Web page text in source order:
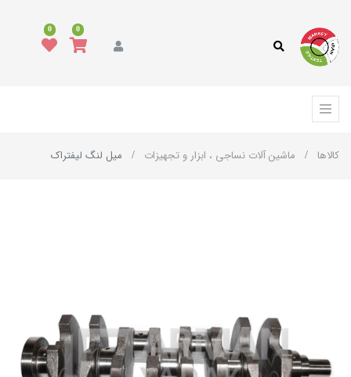
0
0
کالاها ماشین آلات نساجی ، ابزار و تجهیزات میل لنگ لیفتراک